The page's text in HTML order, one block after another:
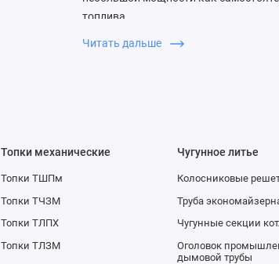
топлива.
Забрасыватели
Качающиеся
Питатель качающийся
и других емкостей в
Читать дальше
Топки механические
Топки ТШПм
Топки ТЧЗМ
Топки ТЛПХ
Топки ТЛЗМ
Чугунное литье
Колосниковые
Труба
Чугунные секции
Оголовок
дымовой трубы